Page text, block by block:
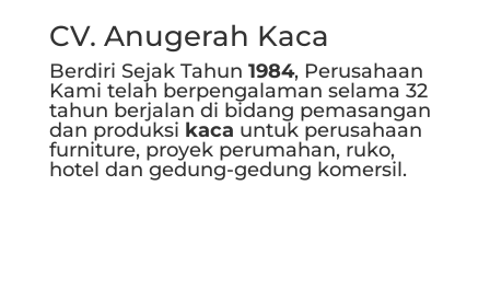
CV. Anugerah Kaca
Berdiri Sejak Tahun 1984, Perusahaan
Kami telah berpengalaman selama 32
tahun berjalan di bidang pemasangan
dan produksi kaca untuk perusahaan
furniture, proyek perumahan, ruko,
hotel dan gedung-gedung komersil.